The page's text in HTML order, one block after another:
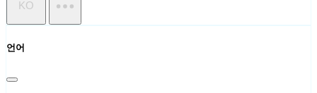
KO
언어